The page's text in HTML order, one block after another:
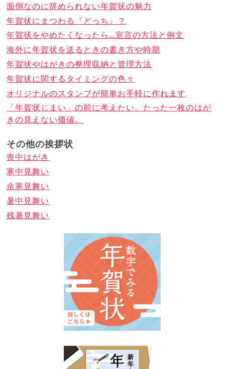
面倒なのに辞められない年賀状の魅力
年賀状にまつわる『どっち』？
年賀状をやめたくなったら…宣言の方法と例文
海外に年賀状を送るときの書き方や時期
年賀状やはがきの整理収納と管理方法
年賀状に関するタイミングの色々
オリジナルのスタンプが簡単お手軽に作れます
「年賀状じまい」の前に考えたい、たった一枚のはが
きの見えない価値。
その他の挨拶状
喪中はがき
寒中見舞い
余寒見舞い
暑中見舞い
残暑見舞い